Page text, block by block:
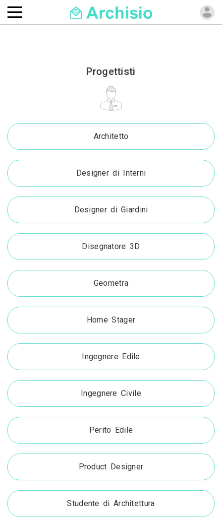
Progettisti
Architetto
Designer di Interni
Designer di Giardini
Disegnatore 3D
Geometra
Home Stager
Ingegnere Edile
Ingegnere Civile
Perito Edile
Product Designer
Studente di Architettura